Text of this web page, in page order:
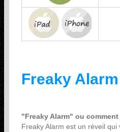
Freaky Alarm
"Freaky Alarm" ou
Freaky Alarm est un réveil